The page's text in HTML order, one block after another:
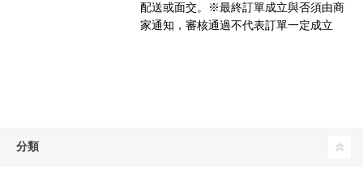
配送或面交。※最終訂單成立與否須由商
家通知，審核通過不代表訂單一定成立
分類